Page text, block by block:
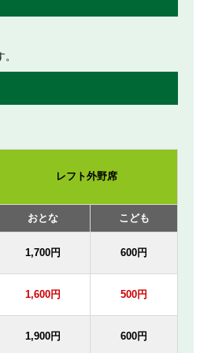
レフト外野席
おとな こども
1,700円 600円
1,600円 500円
1,900円 600円